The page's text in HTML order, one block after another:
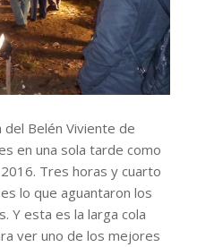
del Belén Viviente de
en una sola tarde como
Tres horas y cuarto
lo que aguantaron los
Y esta es la larga cola
ver uno de los mejores